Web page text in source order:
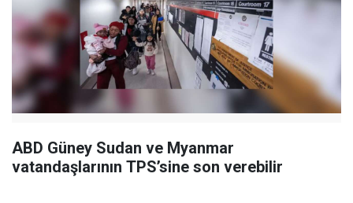
ABD Güney Sudan ve Myanmar
vatandaşlarının TPS’sine son verebilir